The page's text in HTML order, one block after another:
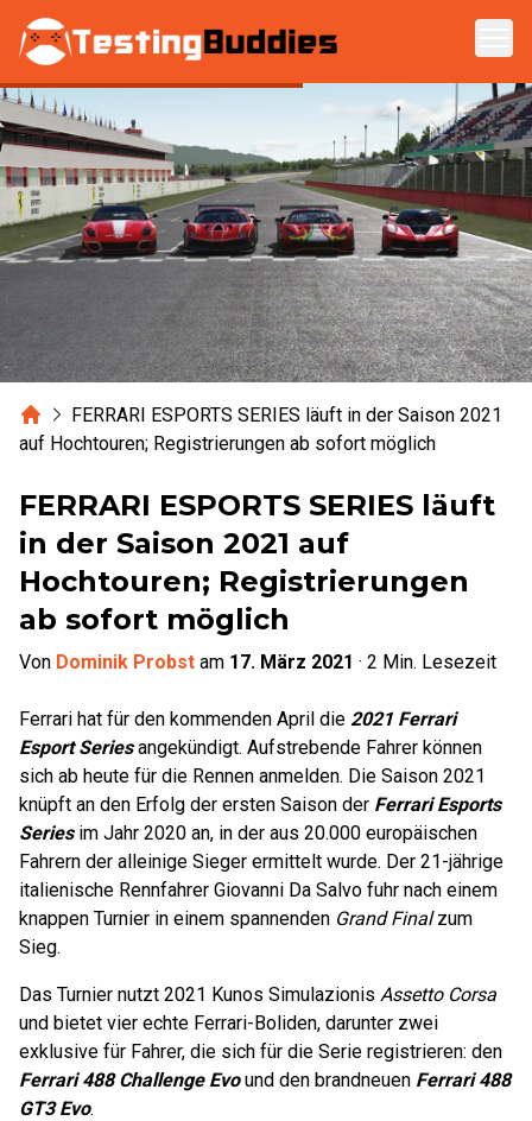
Zum Hauptinhalt springen
HomeFERRARI ESPORTS SERIES läuft in der Saison 2021
auf Hochtouren; Registrierungen ab sofort möglich
FERRARI ESPORTS SERIES läuft
in der Saison 2021 auf
Hochtouren; Registrierungen
ab sofort möglich
Von Dominik Probst am 17. März 2021 · 2 Min. Lesezeit
Ferrari hat für den kommenden April die 2021 Ferrari
Esport Seriesangekündigt. Aufstrebende Fahrer können
sich ab heute für die Rennen anmelden. Die Saison 2021
knüpft an den Erfolg der ersten Saison der Ferrari Esports
Seriesim Jahr 2020 an, in der aus 20.000 europäischen
Fahrern der alleinige Sieger ermittelt wurde. Der 21-jährige
italienische Rennfahrer Giovanni Da Salvo fuhr nach einem
knappen Turnier in einem spannenden Grand Finalzum
Sieg.
Das Turnier nutzt 2021 Kunos Simulazionis Assetto Corsa
und bietet vier echte Ferrari-Boliden, darunter zwei
exklusive für Fahrer, die sich für die Serie registrieren: den
Ferrari 488 Challenge Evound den brandneuen Ferrari 488
GT3 Evo.